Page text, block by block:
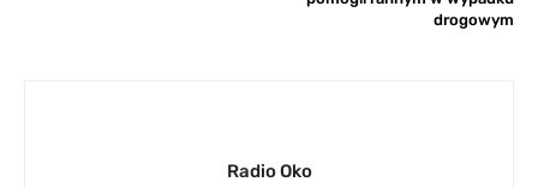
drogowym
Radio Oko